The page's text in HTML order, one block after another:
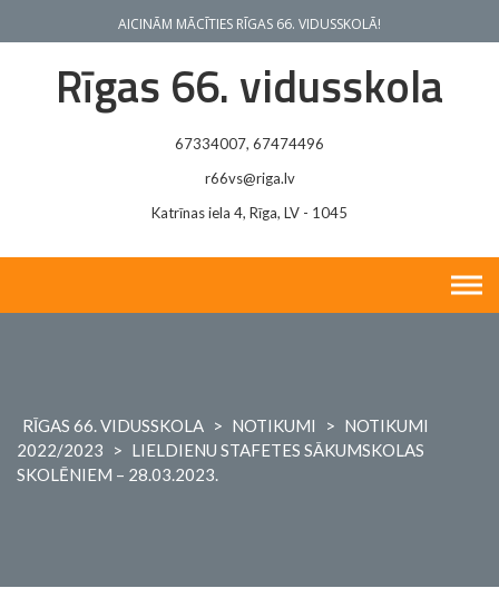
AICINĀM MĀCĪTIES RĪGAS 66. VIDUSSKOLĀ!
Rīgas 66. vidusskola
67334007, 67474496
r66vs@riga.lv
Katrīnas iela 4, Rīga, LV - 1045
RĪGAS 66. VIDUSSKOLA > NOTIKUMI > NOTIKUMI
2022/2023
> LIELDIENU STAFETES SĀKUMSKOLAS
SKOLĒNIEM – 28.03.2023.